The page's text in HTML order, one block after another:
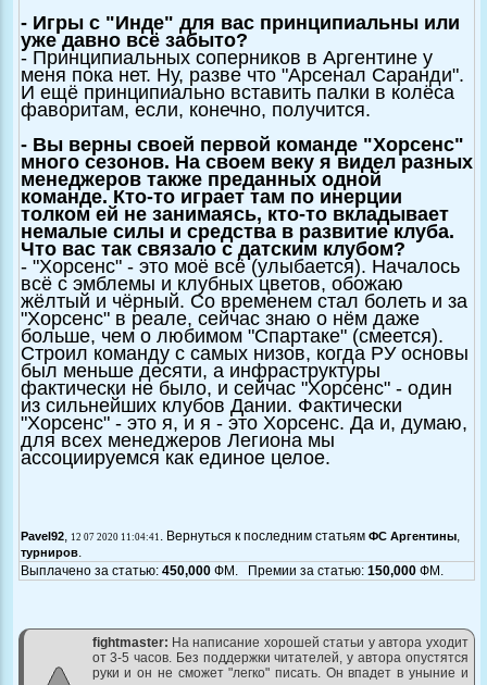
- Игры с "Инде" для вас принципиальны или
уже давно всё забыто?
- Принципиальных соперников в Аргентине у
меня пока нет. Ну, разве что "Арсенал Саранди".
И ещё принципиально вставить палки в колёса
фаворитам, если, конечно, получится.
- Вы верны своей первой команде "Хорсенс"
много сезонов. На своем веку я видел разных
менеджеров также преданных одной
команде. Кто-то играет там по инерции
толком ей не занимаясь, кто-то вкладывает
немалые силы и средства в развитие клуба.
Что вас так связало с датским клубом?
- "Хорсенс" - это моё всё (улыбается). Началось
всё с эмблемы и клубных цветов, обожаю
жёлтый и чёрный. Со временем стал болеть и за
"Хорсенс" в реале, сейчас знаю о нём даже
больше, чем о любимом "Спартаке" (смеется).
Строил команду с самых низов, когда РУ основы
был меньше десяти, а инфраструктуры
фактически не было, и сейчас "Хорсенс" - один
из сильнейших клубов Дании. Фактически
"Хорсенс" - это я, и я - это Хорсенс. Да и, думаю,
для всех менеджеров Легиона мы
ассоциируемся как единое целое.
Pavel92, 12 07 2020 11:04:41 . Вернуться к последним статьям ФС Аргентины,
турниров.
Выплачено за статью: 450,000ФМ. Премии за статью: 150,000ФМ.
fightmaster: На написание хорошей статьи у автора уходит
от 3-5 часов. Без поддержки читателей, у автора опустятся
руки и он не сможет "легко" писать. Он впадет в уныние и